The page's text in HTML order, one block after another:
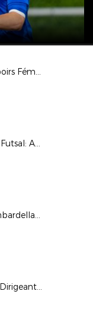
Concours du Pôle Espoirs Féminin - 2022
1/4 finale Coupe Nat. Futsal: ALF Futsal / Nantes Met. Futsal © Photos LAuRAFoot- Alain Chenevière
1/2 finale Coupe Gambardella CA: OL - ESTAC / © Photos LAuRAFoot- Alain Chenevière
Evènement Femmes Dirigeantes - Elle et LAuRAFoot 2022